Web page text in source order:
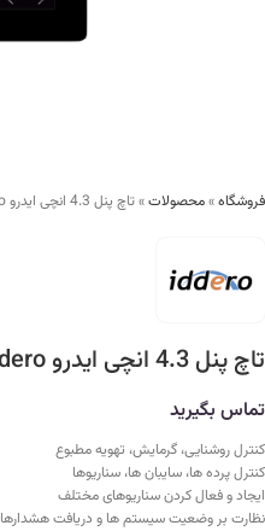
فروشگاه»محصولات»تاچ پنل 4.3 انچی ایدرو Iddero مدل VERSO
تاچ پنل 4.3 انچی ایدرو Iddero مدل VERSO
تماس بگیرید
کنترل روشنایی، گرمایش، تهویه مطبوع
کنترل پرده ها، سایبان ها، سناریوها
ایجاد و فعال کردن سناریوهای مختلف
نظارت بر وضعیت سیستم ها و دریافت هشدارها